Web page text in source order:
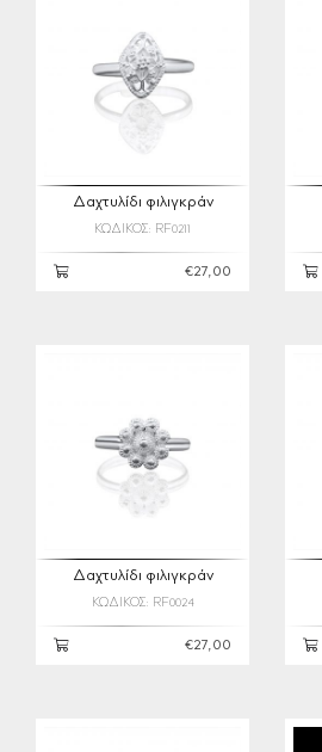
Δαχτυλίδι φιλιγκράν
ΚΩΔΙΚΟΣ: RF0211
€27,00
Δαχτυλίδι φιλιγκράν
ΚΩΔΙΚΟΣ: RF0024
€27,00